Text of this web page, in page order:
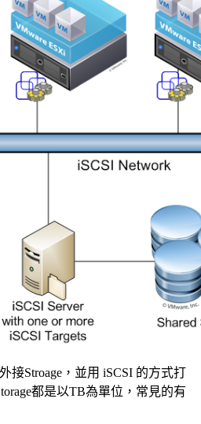
接Stroage，並用 iSCSI 的方式打
都是以TB為單位，常見的有